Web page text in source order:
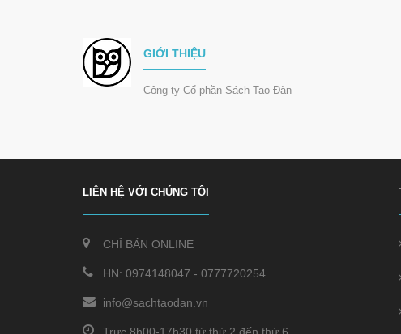
GIỚI THIỆU
Công ty Cổ phần Sách Tao Đàn
LIÊN HỆ VỚI CHÚNG TÔI
CHỈ BÁN ONLINE
HN: 0974148047 - 0777720254
info@sachtaodan.vn